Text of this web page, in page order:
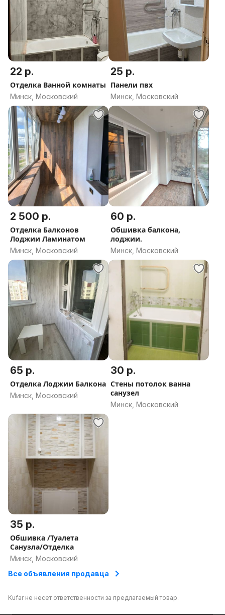
22 р.
Отделка Ванной комнаты
Минск, Московский
25 р.
Панели пвх
Минск, Московский
2 500 р.
Отделка Балконов
Лоджии Ламинатом
Минск, Московский
60 р.
Обшивка балкона,
лоджии.
Минск, Московский
65 р.
Отделка Лоджии Балкона
Минск, Московский
30 р.
Стены потолок ванна
санузел
Минск, Московский
35 р.
Обшивка /Туалета
Санузла/Отделка
Минск, Московский
Все объявления продавца
Kufar не несет ответственности за предлагаемый товар.